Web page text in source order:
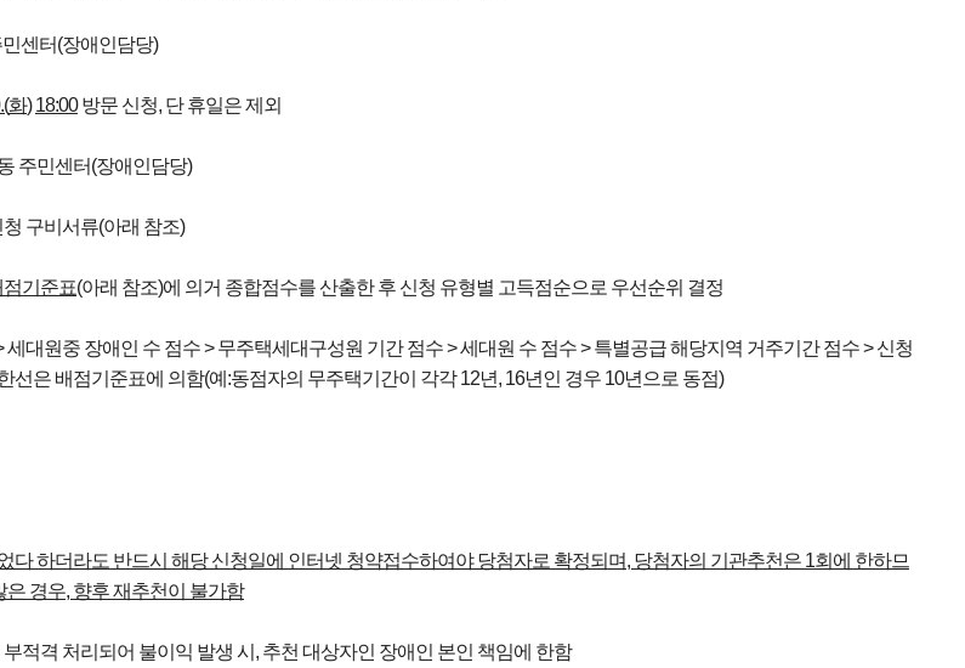
민센터(장애인담당)
화) 18:00방문 신청, 단 휴일은 제외
주민센터(장애인담당)
구비서류(아래 참조)
점기준표(아래 참조)에 의거 종합점수를 산출한 후 신청 유형별 고득점순으로 우선순위 결정
대원중 장애인 수 점수 > 무주택세대구성원 기간 점수 > 세대원 수 점수 > 특별공급 해당지역 거주기간 점수 > 신청
선은 배점기준표에 의함(예:동점자의 무주택기간이 각각 12년, 16년인 경우 10년으로 동점)
다 하더라도 반드시 해당 신청일에 인터넷 청약접수하여야 당첨자로 확정되며, 당첨자의 기관추천은 1회에 한하므
은 경우, 향후 재추천이 불가함
적격 처리되어 불이익 발생 시, 추천 대상자인 장애인 본인 책임에 한함